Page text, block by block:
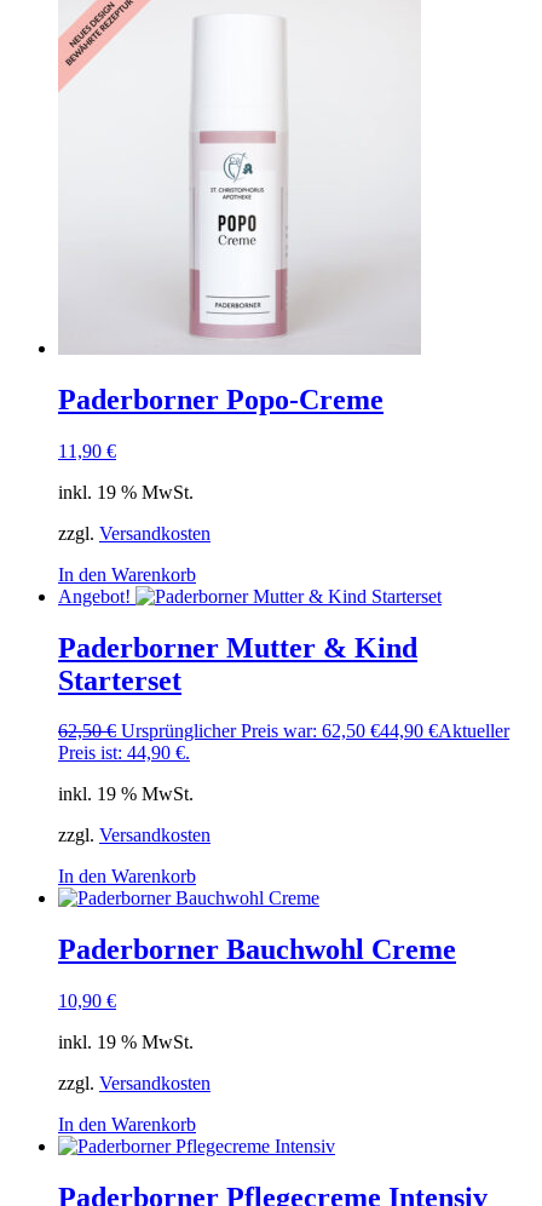
Paderborner Popo-Creme
11,90 €
inkl. 19 % MwSt.
zzgl. Versandkosten
In den Warenkorb
Angebot!
Paderborner Mutter & Kind
Starterset
62,50€ Ursprünglicher Preis war: 62,50 €44,90 €Aktueller
Preis ist: 44,90 €.
inkl. 19 % MwSt.
zzgl. Versandkosten
In den Warenkorb
Paderborner Bauchwohl Creme
10,90 €
inkl. 19 % MwSt.
zzgl. Versandkosten
In den Warenkorb
Paderborner Pflegecreme Intensiv